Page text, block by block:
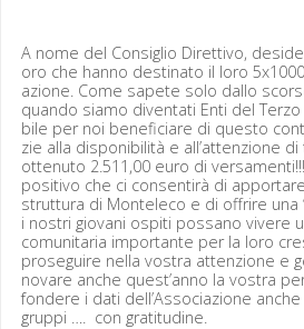
A nome del Con­siglio Diret­ti­vo,
oro che han­no des­ti­na­to il loro
azione. Come sapete solo dal­lo
quan­do siamo diven­tati Enti del
bile per noi ben­e­fi­cia­re di questo
zie alla disponi­bil­ità e all’attenzione
ottenu­to 2.511,00 euro di
pos­i­ti­vo che ci con­sen­tirà di
strut­tura di Mon­t­ele­co e di offrire una
i nos­tri gio­vani ospi­ti pos­sano vivere
comu­ni­taria impor­tante per la loro
pros­eguire nel­la vos­tra atten­zione e
no­vare anche quest’anno la vos­tra
fondere i dati dell’Associazione
grup­pi …. con gratitudine.